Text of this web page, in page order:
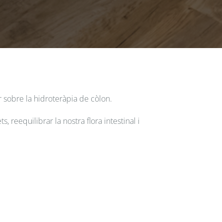
sobre la hidroteràpia de còlon.
reequilibrar la nostra flora intestinal i